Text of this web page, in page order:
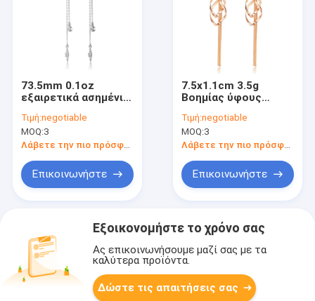
73.5mm 0.1oz
εξαιρετικά ασημένια
σκουλαρίκια
θυσάνων διαμαντιών
αστεριών
ασημένια
Τιμή:negotiable
MOQ:3
Λάβετε την πιο πρόσφατη τιμή
Επικοινωνήστε
7.5x1.1cm 3.5g
Βοημίας ύφους
γάντζοι
σκουλαρικιών
βαλεντίνων χρυσοί
Τιμή:negotiable
MOQ:3
Λάβετε την πιο πρόσφατη τιμή
Επικοινωνήστε
Εξοικονομήστε το χρόνο σας
Ας επικοινωνήσουμε μαζί σας με τα
καλύτερα προϊόντα.
Δώστε τις απαιτήσεις σας